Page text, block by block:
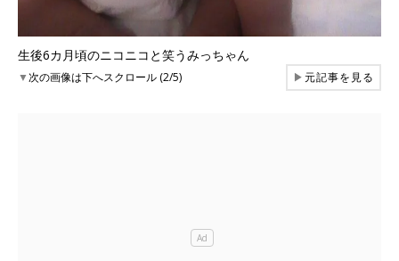
生後6カ月頃のニコニコと笑うみっちゃん
▼次の画像は下へスクロール (2/5) ▶元記事を見る